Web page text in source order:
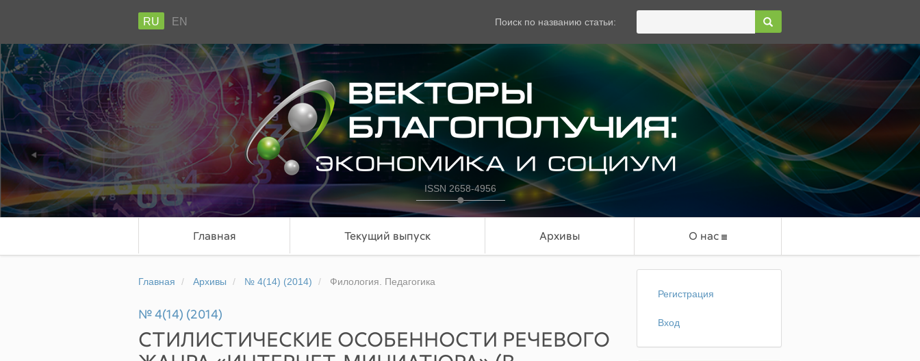
RU EN Поиск по названию статьи:
ISSN 2658-4956
Главная Текущий выпуск Архивы О нас
Главная Архивы № 4(14) (2014) Филология. Педагогика
№ 4(14) (2014)
СТИЛИСТИЧЕСКИЕ ОСОБЕННОСТИ РЕЧЕВОГО
Регистрация
Вход